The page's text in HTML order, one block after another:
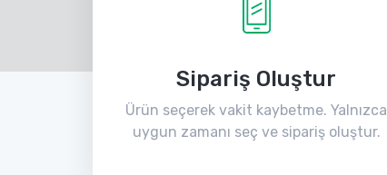
Sipariş Oluştur
Ürün seçerek vakit kaybetme. Yalnızca
uygun zamanı seç ve sipariş oluştur.